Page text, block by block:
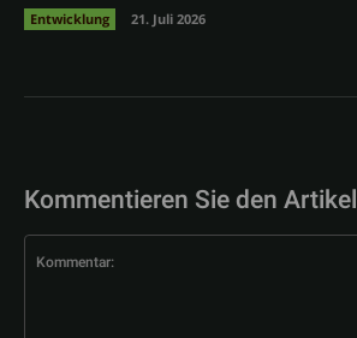
Entwicklung 21. Juli 2026
Kommentieren Sie den Artikel